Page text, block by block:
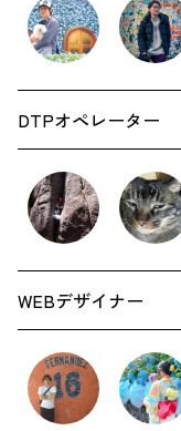
DTPオペレーター
WEBデザイナー